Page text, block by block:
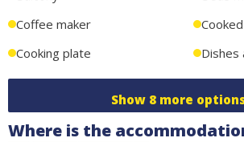
Coffee maker
Cooked
Cooking plate
Dishes
Show 8 more
Where is the